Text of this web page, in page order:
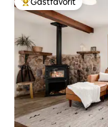
Populär gästfavorit